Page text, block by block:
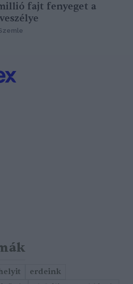
fajt fenyeget a
erdeink